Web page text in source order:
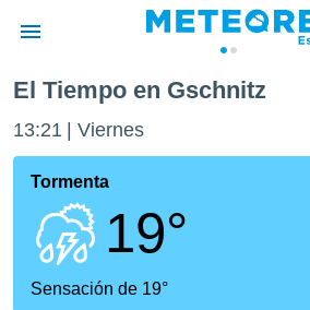
de
por
se
calidad.
a este
las
El Tiempo en Gschnitz
13:21 Viernes
Tormenta
19°
Sensación de 19°